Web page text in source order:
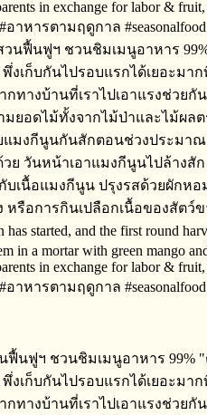
วนฟื้นฟูฯ​ ชวนชิมเมนูอาหาร​
งเก็บกันไปรอบแรกได้เยอะม
กทางบ้านที่เราไปเอาแรงช่วย